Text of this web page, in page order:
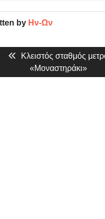
by Ην-Ων
Previous
post:
Κλειστός σταθμός
«Μοναστηράκι»